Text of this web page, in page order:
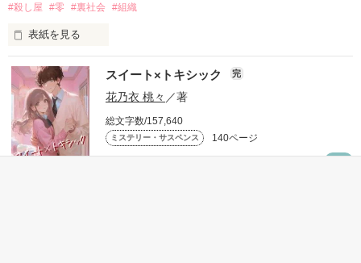
#殺し屋 #零 #裏社会 #組織
表紙を見る
一輪の花は儚く美しく散った
溶けるはずのない氷は、銀色に染まりながら溶けていく
スイート×トキシック 完
花乃衣 桃々 ／著
総文字数/157,640
ミステリー・サスペンス 140ページ